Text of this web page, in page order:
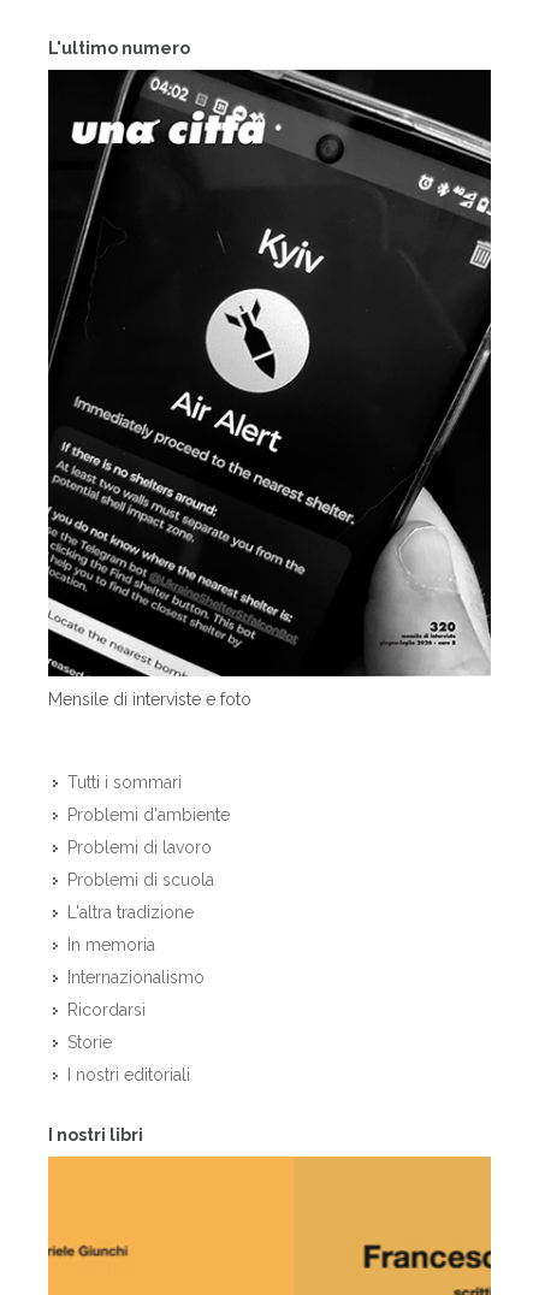
L'ultimo numero
Mensile di interviste e foto
Tutti i sommari
Problemi d'ambiente
Problemi di lavoro
Problemi di scuola
L'altra tradizione
In memoria
Internazionalismo
Ricordarsi
Storie
I nostri editoriali
I nostri libri